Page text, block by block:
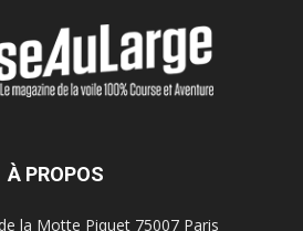
À PROPOS
la Motte Piquet 75007 Paris